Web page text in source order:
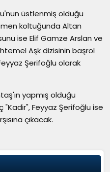
üstlenmiş olduğu
koltuğunda Altan
ise Elif Gamze Arslan ve
Aşk dizisinin başrol
Şerifoğlu olarak
yapmış olduğu
"Kadir", Feyyaz Şerifoğlu ise
çıkacak.